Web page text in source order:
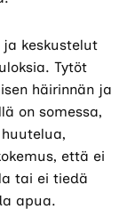
keskustelut
Tytöt
häirinnän ja
on somessa,
että ei
tai ei tiedä
apua.